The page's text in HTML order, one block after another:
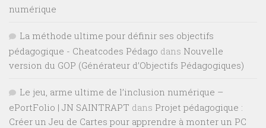
numérique
La méthode ultime pour définir ses objectifs
pédagogique - Cheatcodes Pédago dans Nouvelle
version du GOP (Générateur d’Objectifs Pédagogiques)
Le jeu, arme ultime de l’inclusion numérique –
ePortFolio | JN SAINTRAPT dans Projet pédagogique :
Créer un Jeu de Cartes pour apprendre à monter un PC